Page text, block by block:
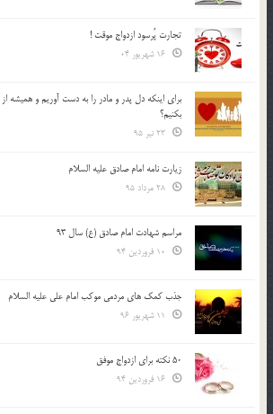
تجارت پُرسود ازدواج موقت !
براي اينكه دل پدر و مادر را به دست آوريم و هميشه
بكنيم؟
زیارت نامه امام صادق علیه السلام
مراسم شهادت امام صادق (ع) سال 93
جذب کمک های مردمی موکب امام علی علیه السلام
50 نکته برای ازدواج موفق